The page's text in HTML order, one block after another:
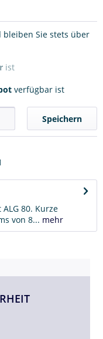
bleiben Sie stets über
ist
verfügbar ist
Speichern
80. Kurze
von 8... mehr